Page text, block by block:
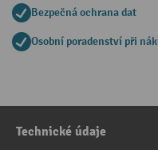
Bezpečná ochrana dat
Osobní poradenství při
Technické údaje